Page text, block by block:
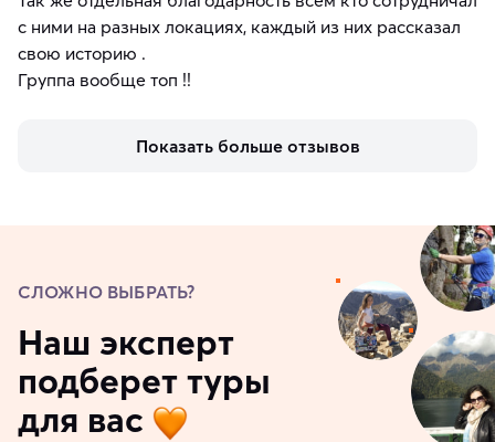
с ними на разных локациях, каждый из них рассказал
свою историю .
Группа вообще топ !!
Показать больше отзывов
СЛОЖНО ВЫБРАТЬ?
Наш эксперт
подберет туры
для вас